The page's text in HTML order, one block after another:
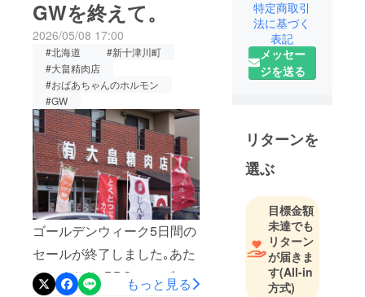
完了いたしました｡北海道・
新十津川町の小さな精肉店
に､全国からたくさんのご支
援をいただき､家族一同､心
より感謝しております｡発送
作業では､ひとつひとつの商
品を確認しながら､感謝の気
持ちを込めて準備を進めて
まいりました｡おばあちゃん
のホルモンや､大畠精肉店の
味を､みなさまに楽しんでい
ただけましたら嬉しいです｡
GWを終えて。
2026/05/08 17:00
#北海道
#新十津川町
#大畠精肉店
#おばあちゃんのホルモン
#GW
ゴールデンウィーク5日間の
セールが終了しました｡あた
たかくなり､BBQ シーズン
もっと見る
食堂を通じ
て「町の笑
顔」を支え
続けてきた
小さな精肉
私たちの原
点は、今年
75歳になる
ちゃん」が
家族のため
に生み出し
た秘伝のホ
ルモン。厳
特定商取引
法に基づく
表記
メッセー
ジを送る
リターンを
選ぶ
目標金額
未達でも
リターン
が届きま
す(All-in
方式)